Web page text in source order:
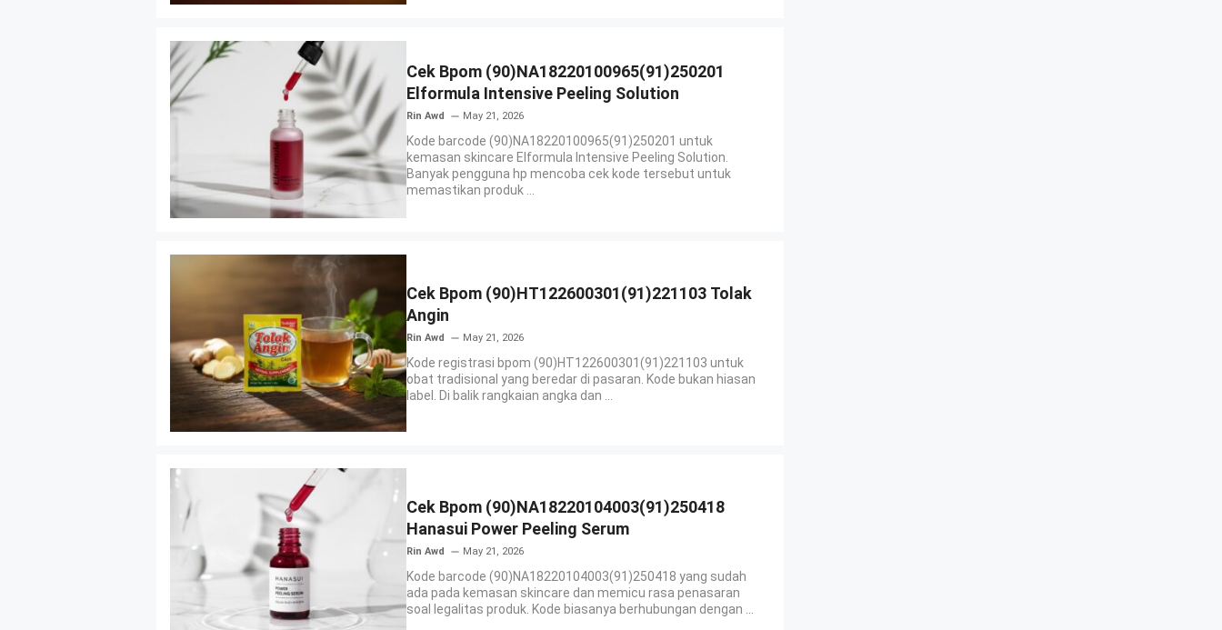
Cek Bpom (90)NA18220100965(91)250201
Elformula Intensive Peeling Solution
Rin Awd May 21, 2026
Kode barcode (90)NA18220100965(91)250201 untuk
kemasan skincare Elformula Intensive Peeling Solution.
Banyak pengguna hp mencoba cek kode tersebut untuk
memastikan produk ...
Cek Bpom (90)HT122600301(91)221103 Tolak
Angin
Rin Awd May 21, 2026
Kode registrasi bpom (90)HT122600301(91)221103 untuk
obat tradisional yang beredar di pasaran. Kode bukan hiasan
label. Di balik rangkaian angka dan ...
Cek Bpom (90)NA18220104003(91)250418
Hanasui Power Peeling Serum
Rin Awd May 21, 2026
Kode barcode (90)NA18220104003(91)250418 yang sudah
ada pada kemasan skincare dan memicu rasa penasaran
soal legalitas produk. Kode biasanya berhubungan dengan ...